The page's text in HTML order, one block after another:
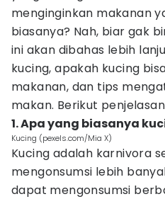
menginginkan makanan
biasanya? Nah, biar gak
ini akan dibahas lebih
kucing, apakah kucing
makanan, dan tips
makan. Berikut
1. Apa yang biasanya
Kucing (pexels.com/Mia X)
Kucing adalah karnivora
mengonsumsi lebih
dapat mengonsumsi